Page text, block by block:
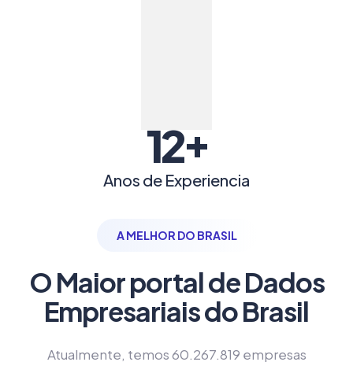
12+
Anos de Experiencia
A MELHOR DO BRASIL
O Maior portal de Dados
Empresariais do Brasil
Atualmente, temos 60.267.819 empresas